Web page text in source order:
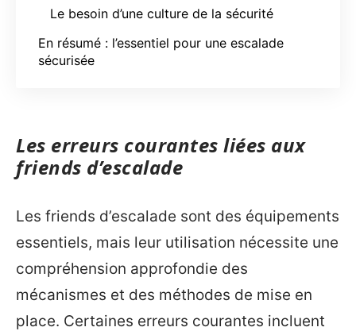
Le besoin d’une culture de la sécurité
En résumé : l’essentiel pour une escalade
sécurisée
Les erreurs courantes liées aux
friends d’escalade
Les friends d’escalade sont des équipements
essentiels, mais leur utilisation nécessite une
compréhension approfondie des
mécanismes et des méthodes de mise en
place. Certaines erreurs courantes incluent